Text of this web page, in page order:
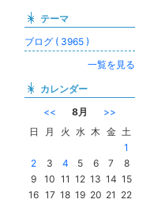
テーマ
ブログ ( 3965 )
一覧を見る
カレンダー
<<
8月
>>
日
月 火 水 木 金 土
1
2
3 4 5 6 7
8
9
10 11 12 13 14 15
16 17 18 19 20 21 22